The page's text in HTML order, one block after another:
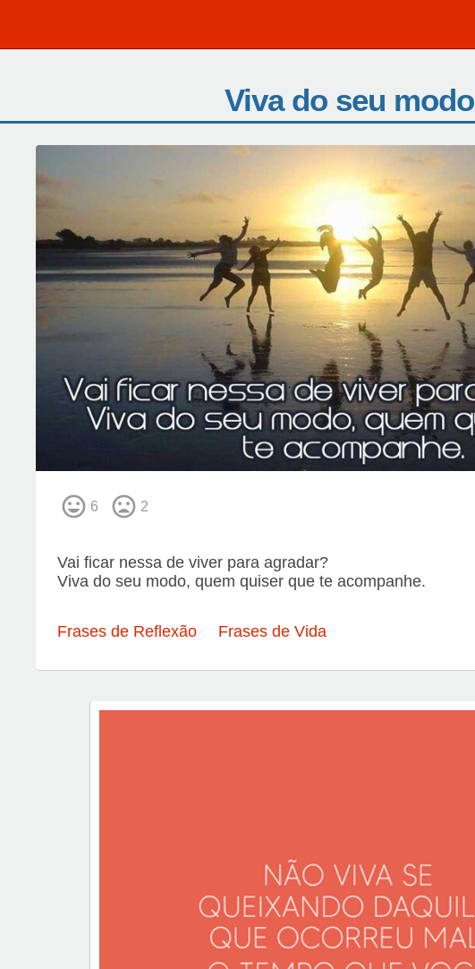
Viva do seu modo
6 2
Vai ficar nessa de viver para agradar?
Viva do seu modo, quem quiser que te acompanhe.
Frases de Reflexão Frases de Vida